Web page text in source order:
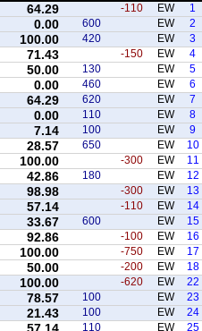
1
EW
-110
64.29
2
EW
600
0.00
3
EW
420
100.00
4
EW
-150
71.43
5
EW
130
50.00
6
EW
460
0.00
7
EW
620
64.29
8
EW
110
0.00
9
EW
100
7.14
10
EW
650
28.57
11
EW
-300
100.00
12
EW
180
42.86
13
EW
-300
98.98
14
EW
-110
57.14
15
EW
600
33.67
16
EW
-100
92.86
17
EW
-750
100.00
18
EW
-200
50.00
22
EW
-620
100.00
23
EW
100
78.57
24
EW
100
21.43
25
EW
110
57.14